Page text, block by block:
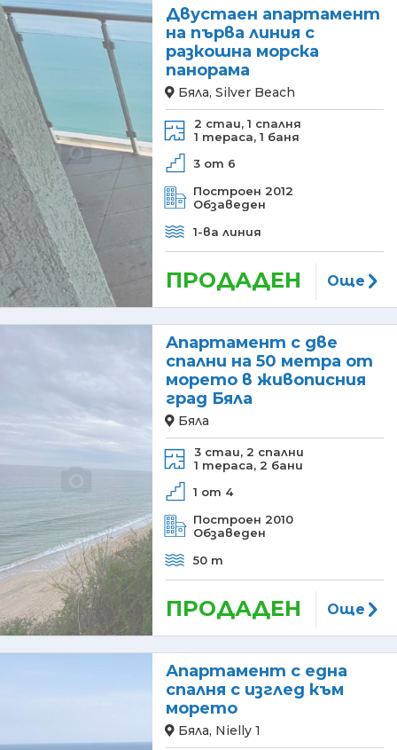
Двустаен апартамент
на първа линия с
разкошна морска
панорама
Бяла, Silver Beach
2 стаи, 1 спалня
1 тераса, 1 баня
3 от 6
Построен 2012
Обзаведен
1-ва линия
ПРОДАДЕН Още
Апартамент с две
спални на 50 метра от
морето в живописния
град Бяла
Бяла
3 стаи, 2 спални
1 тераса, 2 бани
1 от 4
Построен 2010
Обзаведен
50 m
ПРОДАДЕН Още
Апартамент с една
спалня с изглед към
морето
Бяла, Nielly 1